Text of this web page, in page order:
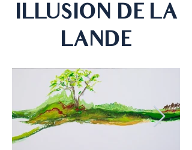
ILLUSION DE LA
LANDE